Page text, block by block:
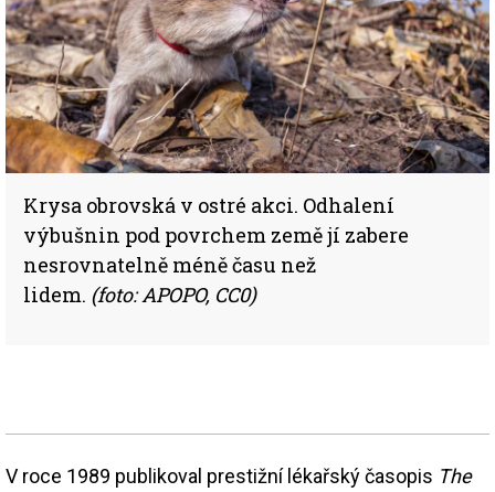
Krysa obrovská v ostré akci. Odhalení
výbušnin pod povrchem země jí zabere
nesrovnatelně méně času než
lidem. (foto: APOPO, CC0)
V roce 1989 publikoval prestižní lékařský časopis The